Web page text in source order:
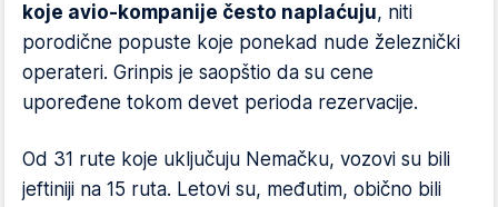
koje avio-kompanije često naplaćuju, niti
porodične popuste koje ponekad nude železnički
operateri. Grinpis je saopštio da su cene
upoređene tokom devet perioda rezervacije.
Od 31 rute koje uključuju Nemačku, vozovi su bili
jeftiniji na 15 ruta. Letovi su, međutim, obično bili